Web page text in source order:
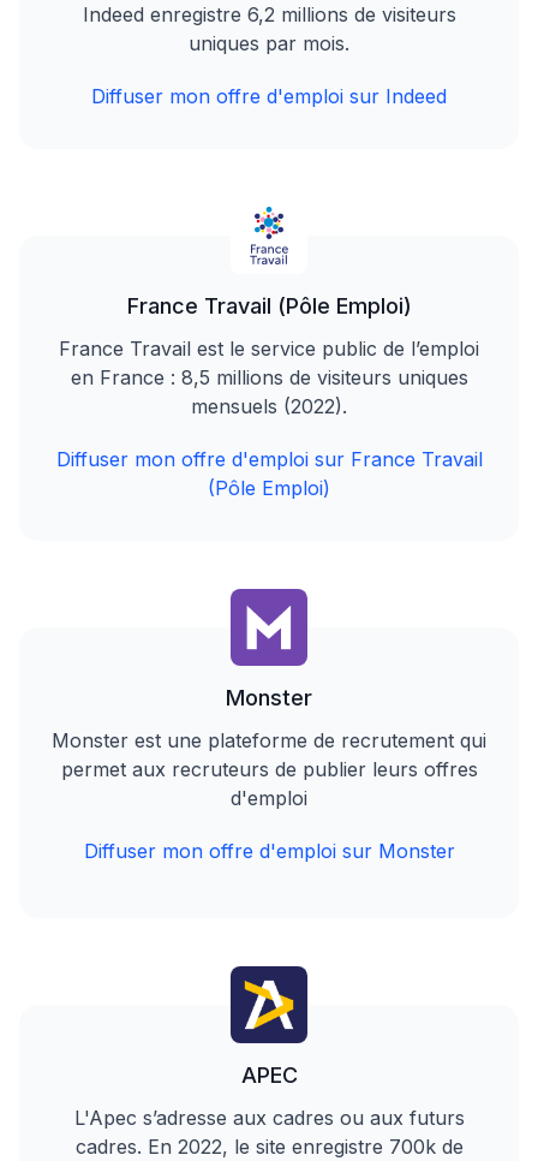
Indeed enregistre 6,2 millions de visiteurs
uniques par mois.
Diffuser mon offre d'emploi sur Indeed
France Travail (Pôle Emploi)
France Travail est le service public de l’emploi
en France : 8,5 millions de visiteurs uniques
mensuels (2022).
Diffuser mon offre d'emploi sur France Travail
(Pôle Emploi)
Monster
Monster est une plateforme de recrutement qui
permet aux recruteurs de publier leurs offres
d'emploi
Diffuser mon offre d'emploi sur Monster
APEC
L'Apec s’adresse aux cadres ou aux futurs
cadres. En 2022, le site enregistre 700k de